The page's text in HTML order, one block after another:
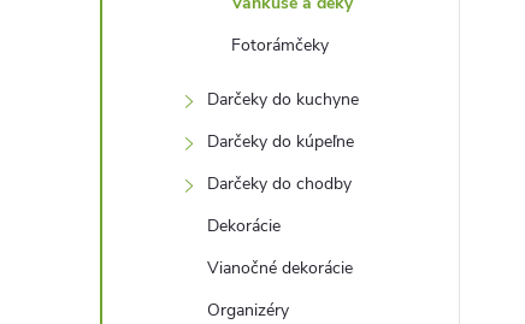
Fotorámčeky
Darčeky do kuchyne
Darčeky do kúpeľne
Darčeky do chodby
Dekorácie
Vianočné dekorácie
Organizéry